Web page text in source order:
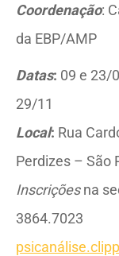
Coordenação:
da EBP/AMP
Datas: 09 e 23/
29/11
Local: Rua
Perdizes – São
Inscriçõesna
3864.7023